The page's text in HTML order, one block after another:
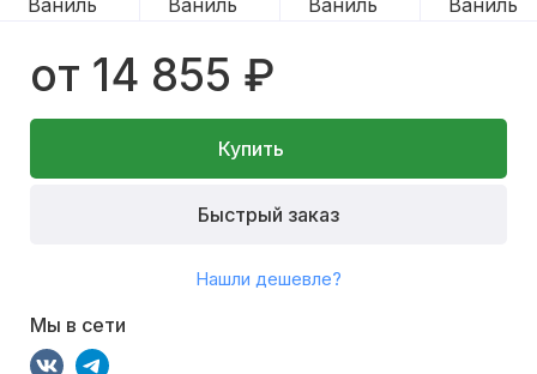
от 14 855 ₽
Купить
Быстрый заказ
Нашли дешевле?
Мы в сети